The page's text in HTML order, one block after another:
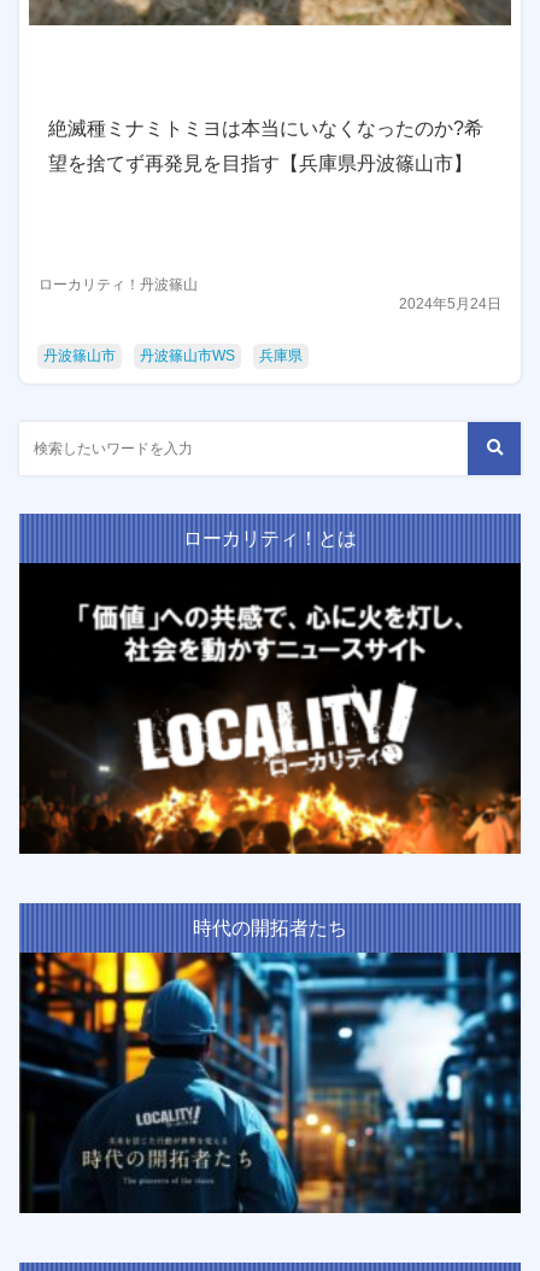
絶滅種ミナミトミヨは本当にいなくなったのか?希
望を捨てず再発見を目指す【兵庫県丹波篠山市】
ローカリティ！丹波篠山
2024年5月24日
丹波篠山市 丹波篠山市WS 兵庫県
ローカリティ！とは
時代の開拓者たち